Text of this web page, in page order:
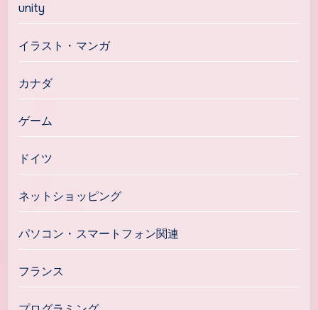
unity
イラスト・マンガ
カナダ
ゲーム
ドイツ
ネットショッピング
パソコン・スマートフォン関連
フランス